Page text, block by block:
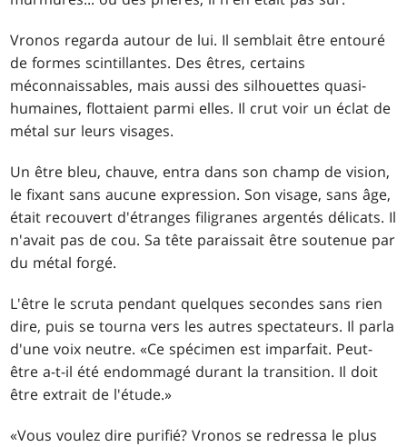
Vronos regarda autour de lui. Il semblait être entouré
de formes scintillantes. Des êtres, certains
méconnaissables, mais aussi des silhouettes quasi-
humaines, flottaient parmi elles. Il crut voir un éclat de
métal sur leurs visages.
Un être bleu, chauve, entra dans son champ de vision,
le fixant sans aucune expression. Son visage, sans âge,
était recouvert d'étranges filigranes argentés délicats. Il
n'avait pas de cou. Sa tête paraissait être soutenue par
du métal forgé.
L'être le scruta pendant quelques secondes sans rien
dire, puis se tourna vers les autres spectateurs. Il parla
d'une voix neutre. «Ce spécimen est imparfait. Peut-
être a-t-il été endommagé durant la transition. Il doit
être extrait de l'étude.»
«Vous voulez dire purifié? Vronos se redressa le plus